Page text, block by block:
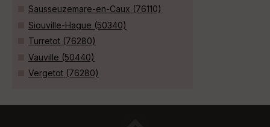
Sausseuzemare-en-Caux (76110)
Siouville-Hague (50340)
Turretot (76280)
Vauville (50440)
Vergetot (76280)